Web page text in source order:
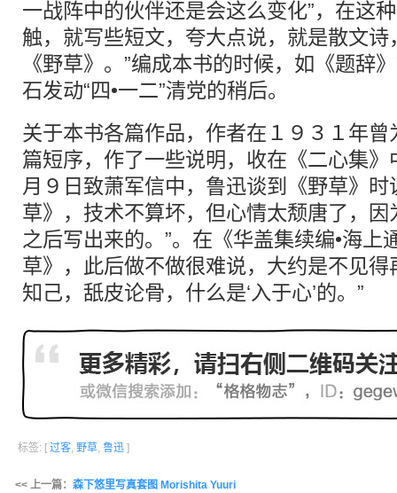
一战阵中的伙伴还是会这么变化”，在这
触，就写些短文，夸大点说，就是散文
《野草》。”编成本书的时候，如《题辞
石发动“四•一二”清党的稍后。
关于本书各篇作品，作者在１９３１年
篇短序，作了一些说明，收在《二心集
月９日致萧军信中，鲁迅谈到《野草》时
草》，技术不算坏，但心情太颓唐了，
之后写出来的。”。在《华盖集续编•海上
草》，此后做不做很难说，大约是不见
知己，舐皮论骨，什么是‘入于心’的。”
标签: [ 过客, 野草, 鲁迅 ]
<< 上一篇： 森下悠里写真套图 Morishita Yuuri